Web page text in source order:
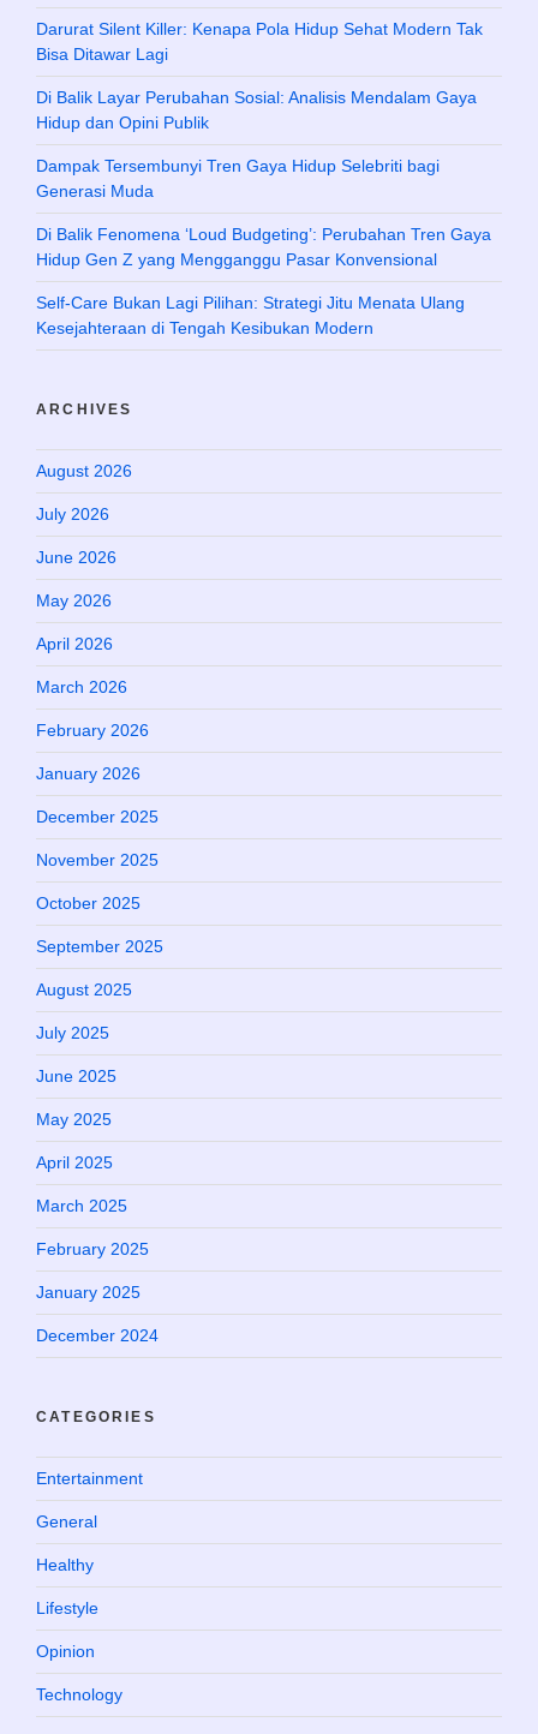
Darurat Silent Killer: Kenapa Pola Hidup Sehat Modern Tak
Bisa Ditawar Lagi
Di Balik Layar Perubahan Sosial: Analisis Mendalam Gaya
Hidup dan Opini Publik
Dampak Tersembunyi Tren Gaya Hidup Selebriti bagi
Generasi Muda
Di Balik Fenomena ‘Loud Budgeting’: Perubahan Tren Gaya
Hidup Gen Z yang Mengganggu Pasar Konvensional
Self-Care Bukan Lagi Pilihan: Strategi Jitu Menata Ulang
Kesejahteraan di Tengah Kesibukan Modern
ARCHIVES
August 2026
July 2026
June 2026
May 2026
April 2026
March 2026
February 2026
January 2026
December 2025
November 2025
October 2025
September 2025
August 2025
July 2025
June 2025
May 2025
April 2025
March 2025
February 2025
January 2025
December 2024
CATEGORIES
Entertainment
General
Healthy
Lifestyle
Opinion
Technology